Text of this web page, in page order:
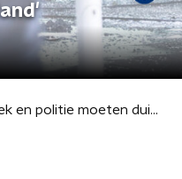
De Dag #101: 'Politiek en politie moeten duidelijk maken dat dit niet kan in Nederland'